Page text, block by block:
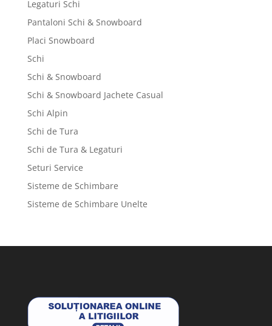
Legaturi Schi
Pantaloni Schi & Snowboard
Placi Snowboard
Schi
Schi & Snowboard
Schi & Snowboard Jachete Casual
Schi Alpin
Schi de Tura
Schi de Tura & Legaturi
Seturi Service
Sisteme de Schimbare
Sisteme de Schimbare Unelte